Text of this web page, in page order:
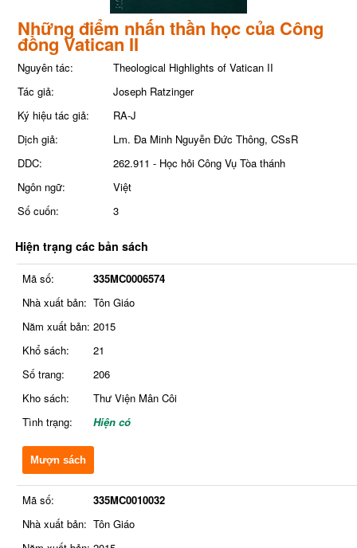
Những điểm nhấn thần học của Công
đồng Vatican II
Nguyên tác:
Theological Highlights of Vatican II
Tác giả:
Joseph Ratzinger
Ký hiệu tác giả:
RA-J
Dịch giả:
Lm. Đa Minh Nguyễn Đức Thông, CSsR
DDC:
262.911 - Học hỏi Công Vụ Tòa thánh
Ngôn ngữ:
Việt
Số cuốn:
3
Hiện trạng các bản sách
Mã số:
335MC0006574
Nhà xuất bản: Tôn Giáo
Năm xuất bản: 2015
Khổ sách:
21
Số trang:
206
Kho sách:
Thư Viện Mân Côi
Tình trạng:
Hiện có
Mượn sách
Mã số:
335MC0010032
Nhà xuất bản: Tôn Giáo